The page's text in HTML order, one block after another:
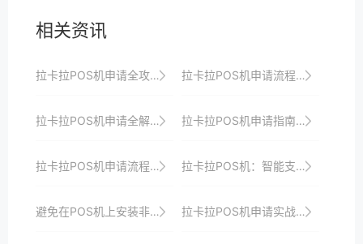
相关资讯
拉卡拉POS机申请全攻略：从入门到精通的实战指南 拉卡拉POS机申请流程：线下申请的详细步骤
拉卡拉POS机申请全解析：从申请到使用的全方位剖析与指导 拉卡拉POS机申请指南：一站式解决商户支付需求
拉卡拉POS机申请流程及使用体验分享 拉卡拉POS机：智能支付，创造无限商机
避免在POS机上安装非官方软件，以防病毒或恶意软件。 拉卡拉POS机申请实战技巧：轻松应对各种挑战